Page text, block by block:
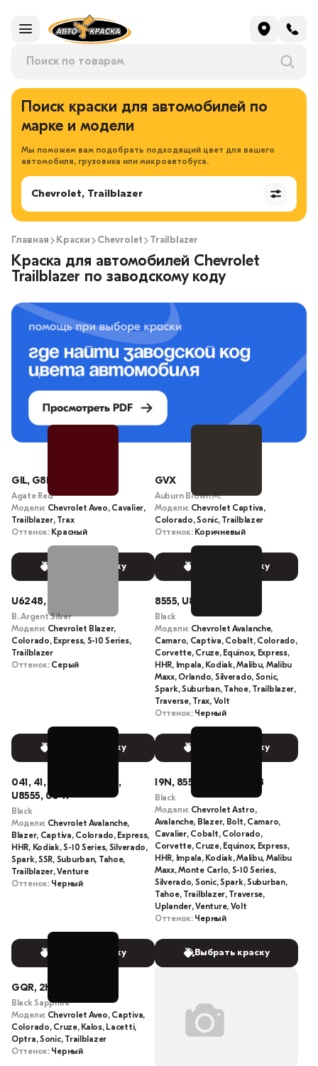
Поиск краски для автомобилей по
марке и модели
Мы поможем вам подобрать подходящий цвет для вашего
автомобиля, грузовика или микроавтобуса.
Chevrolet, Trailblazer
Главная Краски Chevrolet Trailblazer
Краска для автомобилей Chevrolet
Trailblazer по заводскому коду
GIL, G8B
Agate Red
Модели: Chevrolet Aveo, Cavalier,
Trailblazer, Trax
Оттенок: Красный
Выбрать краску
GVX
Auburn Brown M.
Модели: Chevrolet Captiva,
Colorado, Sonic, Trailblazer
Оттенок: Коричневый
Выбрать краску
U6248, 6248
B. Argent Silver
Модели: Chevrolet Blazer,
Colorado, Express, S-10 Series,
Trailblazer
Оттенок: Серый
Выбрать краску
8555, U8555
Black
Модели: Chevrolet Avalanche,
Camaro, Captiva, Cobalt, Colorado,
Corvette, Cruze, Equinox, Express,
HHR, Impala, Kodiak, Malibu, Malibu
Maxx, Orlando, Silverado, Sonic,
Spark, Suburban, Tahoe, Trailblazer,
Traverse, Trax, Volt
Оттенок: Черный
Выбрать краску
041, 41, 41U, GBA, 8555,
U8555, 0041
Black
Модели: Chevrolet Avalanche,
Blazer, Captiva, Colorado, Express,
HHR, Kodiak, S-10 Series, Silverado,
Spark, SSR, Suburban, Tahoe,
Trailblazer, Venture
Оттенок: Черный
Выбрать краску
19N, 8555, U8555, U848
Black
Модели: Chevrolet Astro,
Avalanche, Blazer, Bolt, Camaro,
Cavalier, Cobalt, Colorado,
Corvette, Cruze, Equinox, Express,
HHR, Impala, Kodiak, Malibu, Malibu
Maxx, Monte Carlo, S-10 Series,
Silverado, Sonic, Spark, Suburban,
Tahoe, Trailblazer, Traverse,
Uplander, Venture, Volt
Оттенок: Черный
Выбрать краску
GQR, 2HU
Black Sapphire
Модели: Chevrolet Aveo, Captiva,
Colorado, Cruze, Kalos, Lacetti,
Optra, Sonic, Trailblazer
Оттенок: Черный